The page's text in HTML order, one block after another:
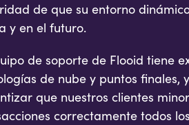
de que su entorno
y en el futuro.
de soporte de Flooid tiene
de nube y puntos finales,
que nuestros clientes
correctamente todos